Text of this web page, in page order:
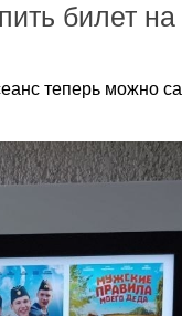
билет
теперь можно